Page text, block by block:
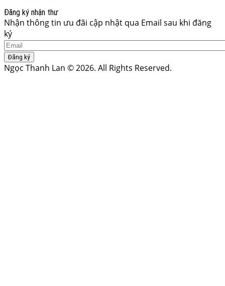
Đăng ký nhận thư
Nhận thông tin ưu đãi cập nhật qua Email sau khi đăng
ký
Đăng ký
Ngọc Thanh Lan © 2026. All Rights Reserved.